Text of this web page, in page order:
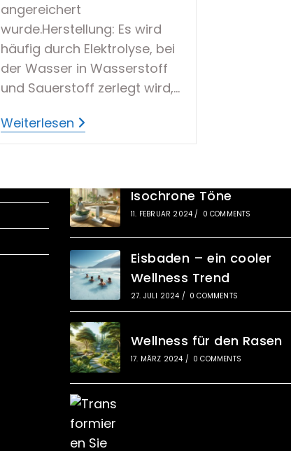
angereichert
wurde.Herstellung: Es wird
häufig durch Elektrolyse, bei
der Wasser in Wasserstoff
und Sauerstoff zerlegt wird,…
Weiterlesen Hydrogenisiertes
Wasser
Isochrone Töne
11. FEBRUAR 2024 / 0 COMMENTS
Eisbaden – ein cooler
Wellness Trend
27. JULI 2024 / 0 COMMENTS
Wellness für den Rasen
17. MÄRZ 2024 / 0 COMMENTS